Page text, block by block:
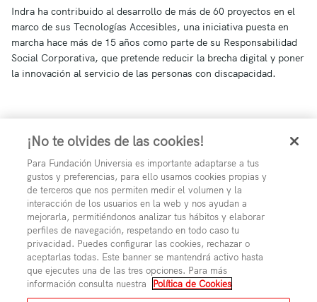
Indra ha contribuido al desarrollo de más de 60 proyectos en el
marco de sus Tecnologías Accesibles, una iniciativa puesta en
marcha hace más de 15 años como parte de su Responsabilidad
Social Corporativa, que pretende reducir la brecha digital y poner
la innovación al servicio de las personas con discapacidad.
Polí­tica de Privacidad
Polí­tica de Cookies
¡No te olvides de las cookies!
Para Fundación Universia es importante adaptarse a tus
gustos y preferencias, para ello usamos cookies propias y
de terceros que nos permiten medir el volumen y la
interacción de los usuarios en la web y nos ayudan a
mejorarla, permitiéndonos analizar tus hábitos y elaborar
perfiles de navegación, respetando en todo caso tu
privacidad. Puedes configurar las cookies, rechazar o
aceptarlas todas. Este banner se mantendrá activo hasta
que ejecutes una de las tres opciones. Para más
información consulta nuestra
Política de Cookies